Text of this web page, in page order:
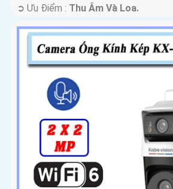
️➲ Ưu Điểm : Thu Âm Và Loa.